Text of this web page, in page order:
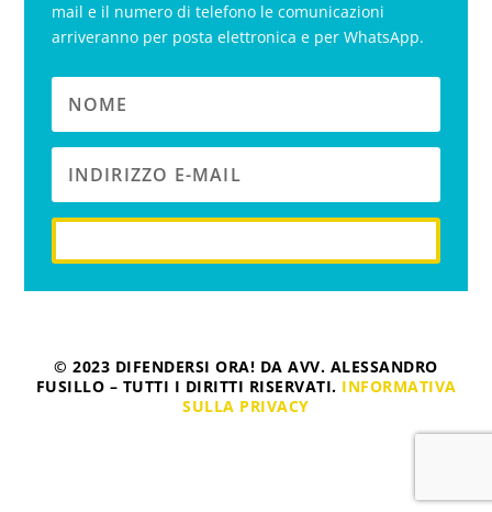
mail e il numero di telefono le comunicazioni
arriveranno per posta elettronica e per WhatsApp.
© 2023 DIFENDERSI ORA! DA AVV. ALESSANDRO
FUSILLO – TUTTI I DIRITTI RISERVATI. INFORMATIVA
SULLA PRIVACY